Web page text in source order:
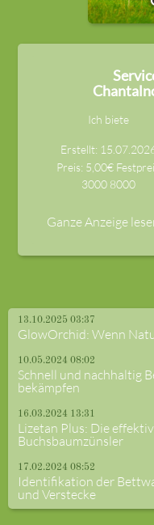
Ich biete
Erstellt:
Preis: 5,00€
3000 8000
Ganze Anzeige
13.10.2025 03:37
GlowOrchid: Wenn
10.05.2024 08:02
Schnell und nachhaltig
bekämpfen
16.03.2024 13:31
Lizetan Plus: Die
Buchsbaumzünsler
17.02.2024 08:52
Identifikation der
und Verstecke